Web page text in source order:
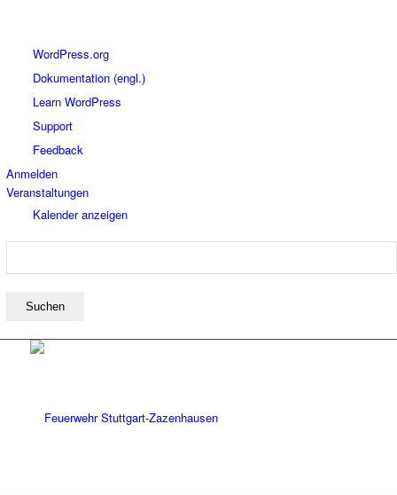
WordPress
WordPress.org
Dokumentation (engl.)
Learn WordPress
Support
Feedback
Anmelden
Veranstaltungen
Kalender anzeigen
Suchen